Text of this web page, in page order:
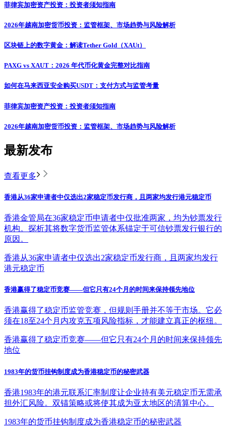
菲律宾加密资产投资：投资者须知指南
2026年越南加密货币投资：监管框架、市场趋势与风险解析
区块链上的数字黄金：解读Tether Gold（XAUt）
PAXG vs XAUT：2026 年代币化黄金完整对比指南
如何在马来西亚安全购买USDT：支付方式与监管考量
菲律宾加密资产投资：投资者须知指南
2026年越南加密货币投资：监管框架、市场趋势与风险解析
最新发布
查看更多
香港从36家申请者中仅选出2家稳定币发行商，且两家均发行港元稳定币
香港金管局在36家稳定币申请者中仅批准两家，均为钞票发行
机构。探析其将数字货币监管体系锚定于可信钞票发行银行的
原因。
香港从36家申请者中仅选出2家稳定币发行商，且两家均发行
港元稳定币
香港赢得了稳定币竞赛——但它只有24个月的时间来保持领先地位
香港赢得了稳定币监管竞赛，但规则手册并不等于市场。它必
须在18至24个月内攻克五项风险指标，才能建立真正的枢纽。
香港赢得了稳定币竞赛——但它只有24个月的时间来保持领先
地位
1983年的货币挂钩制度成为香港稳定币的秘密武器
香港1983年的港元联系汇率制度让企业持有美元稳定币无需承
担外汇风险。双锚策略或将使其成为亚太地区的清算中心。
1983年的货币挂钩制度成为香港稳定币的秘密武器